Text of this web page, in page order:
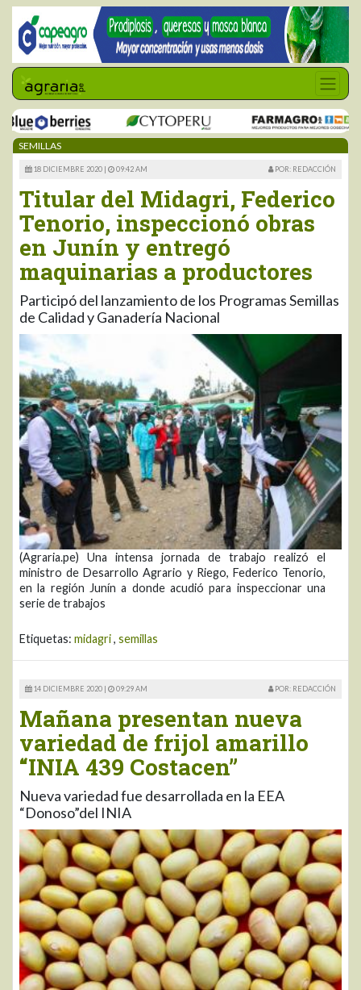
SEMILLAS
18 DICIEMBRE 2020 | 09:42 AM POR: REDACCIÓN
Titular del Midagri, Federico
Tenorio, inspeccionó obras
en Junín y entregó
maquinarias a productores
Participó del lanzamiento de los Programas Semillas
de Calidad y Ganadería Nacional
(Agraria.pe) Una intensa jornada de trabajo realizó el
ministro de Desarrollo Agrario y Riego, Federico Tenorio,
en la región Junín a donde acudió para inspeccionar una
serie de trabajos
Etiquetas: midagri, semillas
14 DICIEMBRE 2020 | 09:29 AM POR: REDACCIÓN
Mañana presentan nueva
variedad de frijol amarillo
“INIA 439 Costacen”
Nueva variedad fue desarrollada en la EEA
“Donoso”del INIA